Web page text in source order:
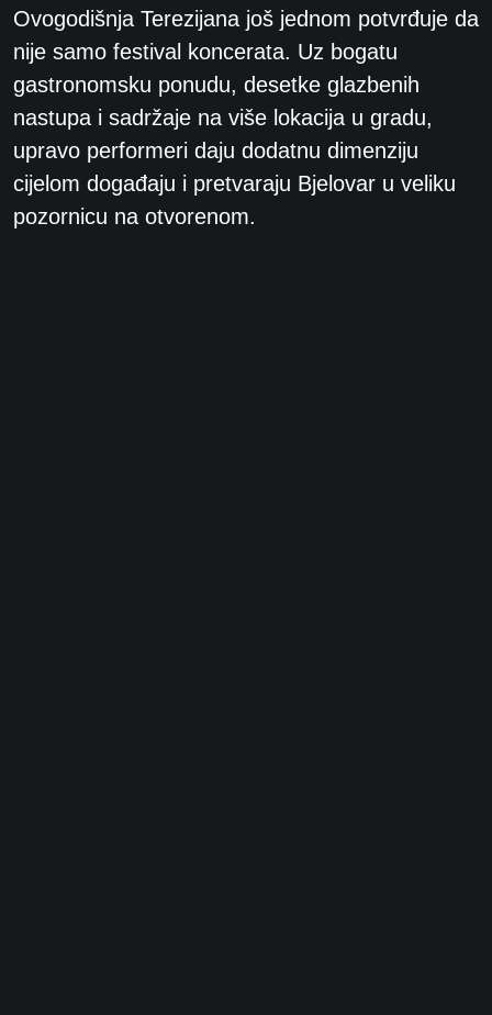
Ovogodišnja Terezijana još jednom potvrđuje da
nije samo festival koncerata. Uz bogatu
gastronomsku ponudu, desetke glazbenih
nastupa i sadržaje na više lokacija u gradu,
upravo performeri daju dodatnu dimenziju
cijelom događaju i pretvaraju Bjelovar u veliku
pozornicu na otvorenom.